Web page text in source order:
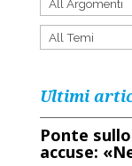
Ultimi
Ponte
accuse: